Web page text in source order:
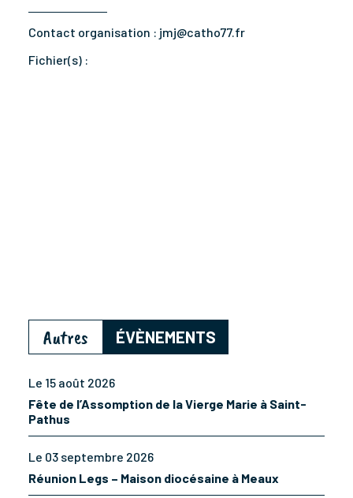
Contact organisation : jmj@catho77.fr
Fichier(s) :
Autres ÉVÈNEMENTS
Le 15 août 2026
Fête de l’Assomption de la Vierge Marie à Saint-
Pathus
Le 03 septembre 2026
Réunion Legs – Maison diocésaine à Meaux